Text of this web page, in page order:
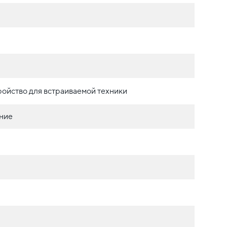
для встраиваемой техники